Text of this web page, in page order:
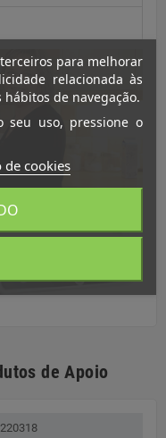
de Apoio
para melhorar
relacionada às
de navegação.
seu uso, pressione o
de cookies